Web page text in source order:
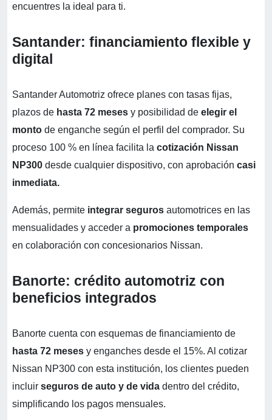
encuentres la ideal para ti.
Santander: financiamiento flexible y
digital
Santander Automotriz ofrece planes con tasas fijas,
plazos de hasta 72 meses y posibilidad de elegir el
monto de enganche según el perfil del comprador. Su
proceso 100 % en línea facilita la cotización Nissan
NP300 desde cualquier dispositivo, con aprobación casi
inmediata.
Además, permite integrar seguros automotrices en las
mensualidades y acceder a promociones temporales
en colaboración con concesionarios Nissan.
Banorte: crédito automotriz con
beneficios integrados
Banorte cuenta con esquemas de financiamiento de
hasta 72 meses y enganches desde el 15%. Al cotizar
Nissan NP300 con esta institución, los clientes pueden
incluir seguros de auto y de vida dentro del crédito,
simplificando los pagos mensuales.